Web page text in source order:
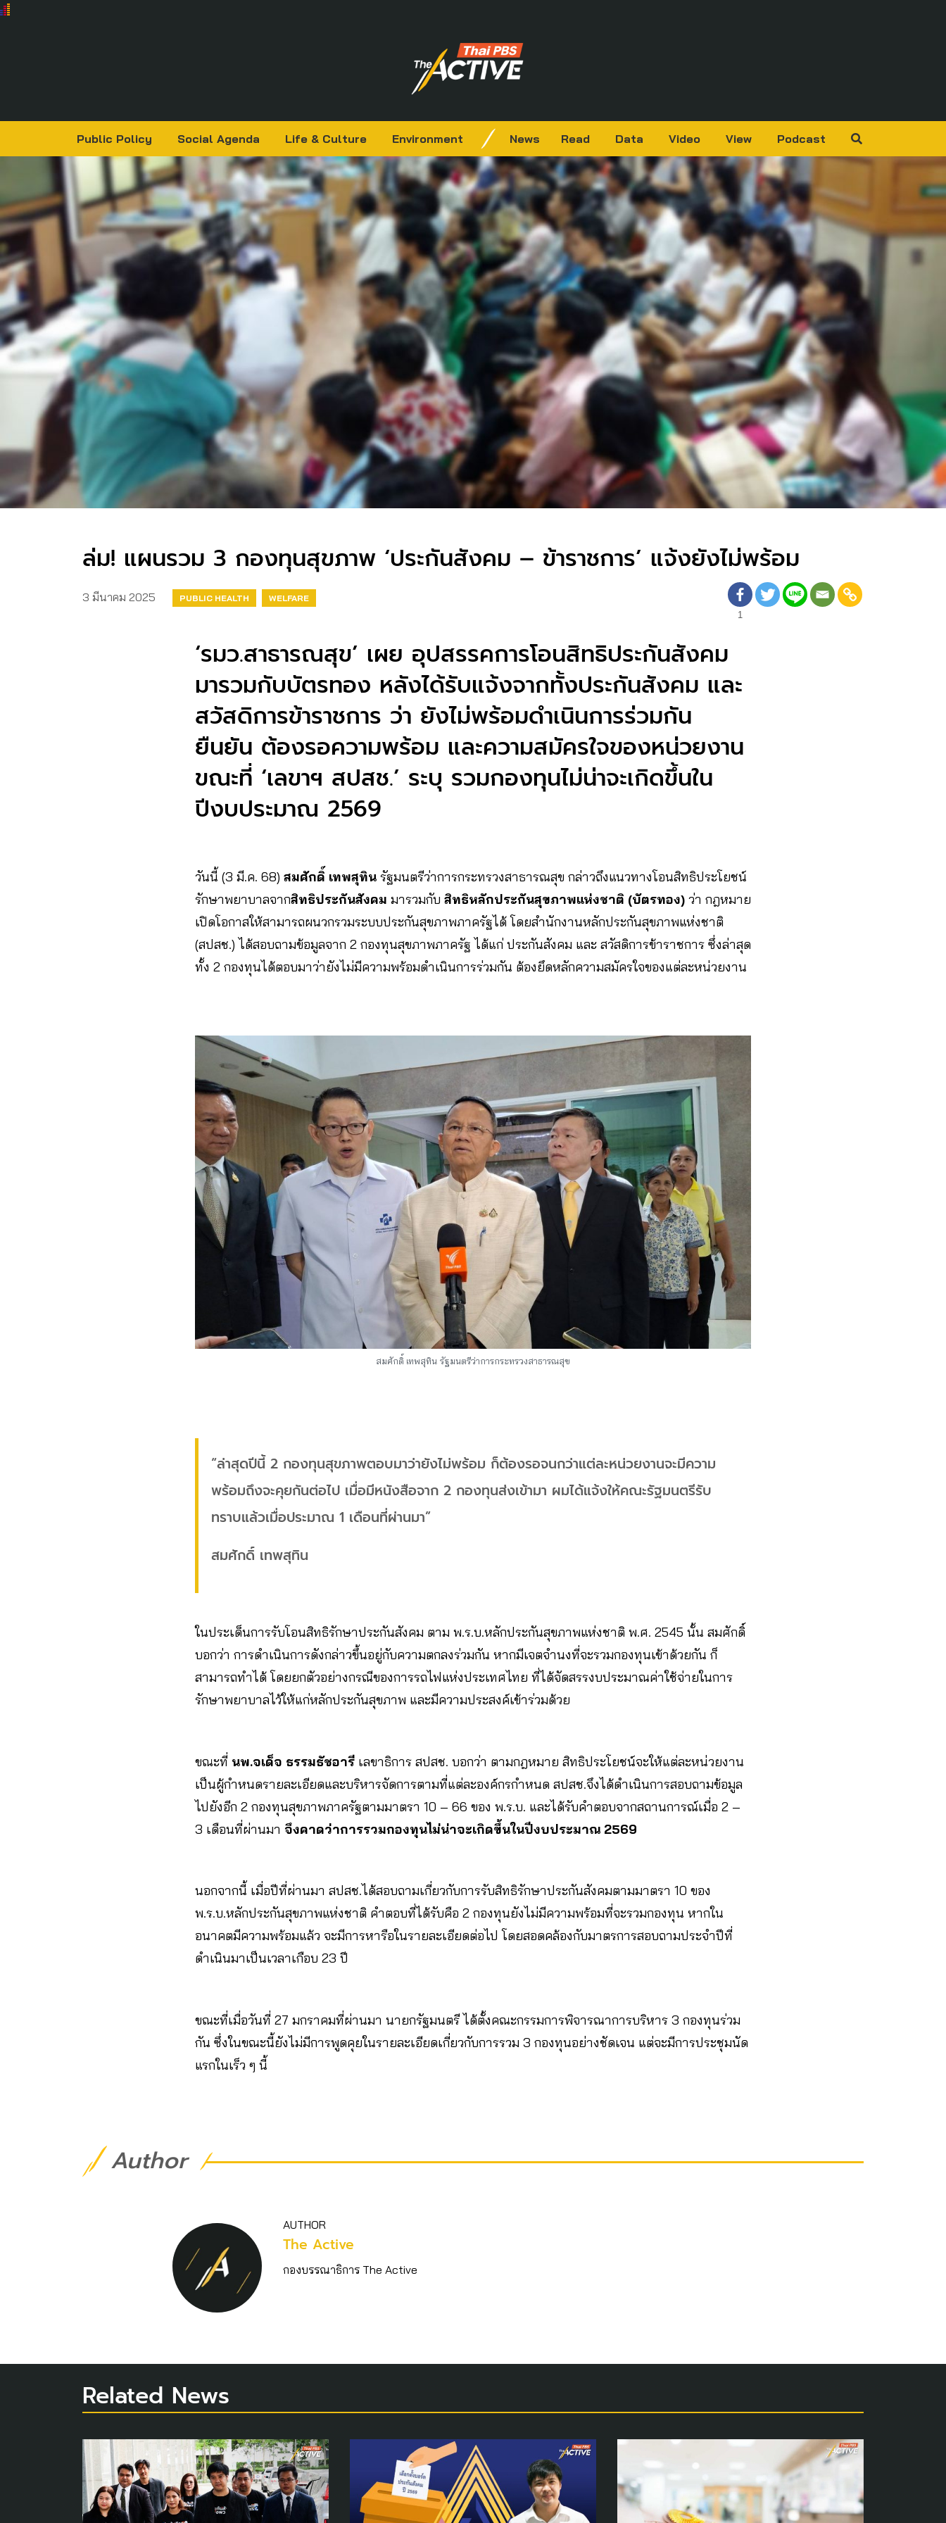
Public Policy Social Agenda Life & Culture Environment News Read Data Video View Podcast
ล่ม! แผนรวม 3 กองทุนสุขภาพ ‘ประกันสังคม – ข้าราชการ’ แจ้งยังไม่พร้อม
3 มีนาคม 2025 PUBLIC HEALTH
WELFARE
1
‘รมว.สาธารณสุข’ เผย อุปสรรคการโอนสิทธิประกันสังคม
มารวมกับบัตรทอง หลังได้รับแจ้งจากทั้งประกันสังคม และ
สวัสดิการข้าราชการ ว่า ยังไม่พร้อมดำเนินการร่วมกัน
ยืนยัน ต้องรอความพร้อม และความสมัครใจของหน่วยงาน
ขณะที่ ‘เลขาฯ สปสช.’ ระบุ รวมกองทุนไม่น่าจะเกิดขึ้นใน
ปีงบประมาณ 2569 ​​​​​​​​​​​​​​​​
วันนี้ (3 มี.ค.​ 68) สมศักดิ์ เทพสุทิน รัฐมนตรีว่าการกระทรวงสาธารณสุข กล่าวถึงแนวทางโอนสิทธิประโยชน์
รักษาพยาบาลจากสิทธิประกันสังคม มารวมกับ สิทธิหลักประกันสุขภาพแห่งชาติ (บัตรทอง) ว่า กฎหมาย
เปิดโอกาสให้สามารถผนวกรวมระบบประกันสุขภาพภาครัฐได้ โดยสำนักงานหลักประกันสุขภาพแห่งชาติ
(สปสช.) ได้สอบถามข้อมูลจาก 2 กองทุนสุขภาพภาครัฐ ได้แก่ ประกันสังคม และ สวัสดิการข้าราชการ ซึ่งล่าสุด
ทั้ง 2 กองทุนได้ตอบมาว่ายังไม่มีความพร้อมดำเนินการร่วมกัน ต้องยึดหลักความสมัครใจของแต่ละหน่วยงาน
สมศักดิ์ เทพสุทิน รัฐมนตรีว่าการกระทรวงสาธารณสุข
“ล่าสุดปีนี้ 2 กองทุนสุขภาพตอบมาว่ายังไม่พร้อม ก็ต้องรอจนกว่าแต่ละหน่วยงานจะมีความ
พร้อมถึงจะคุยกันต่อไป เมื่อมีหนังสือจาก 2 กองทุนส่งเข้ามา ผมได้แจ้งให้คณะรัฐมนตรีรับ
ทราบแล้วเมื่อประมาณ 1 เดือนที่ผ่านมา”
สมศักดิ์ เทพสุทิน
ในประเด็นการรับโอนสิทธิรักษาประกันสังคม ตาม พ.ร.บ.หลักประกันสุขภาพแห่งชาติ พ.ศ. 2545 นั้น สมศักดิ์
บอกว่า การดำเนินการดังกล่าวขึ้นอยู่กับความตกลงร่วมกัน หากมีเจตจำนงที่จะรวมกองทุนเข้าด้วยกัน ก็
สามารถทำได้ โดยยกตัวอย่างกรณีของการรถไฟแห่งประเทศไทย ที่ได้จัดสรรงบประมาณค่าใช้จ่ายในการ
รักษาพยาบาลไว้ให้แก่หลักประกันสุขภาพ และมีความประสงค์เข้าร่วมด้วย
ขณะที่ นพ.จเด็จ ธรรมธัชอารี เลขาธิการ สปสช. บอกว่า ตามกฎหมาย สิทธิประโยชน์จะให้แต่ละหน่วยงาน
เป็นผู้กำหนดรายละเอียดและบริหารจัดการตามที่แต่ละองค์กรกำหนด สปสช.จึงได้ดำเนินการสอบถามข้อมูล
ไปยังอีก 2 กองทุนสุขภาพภาครัฐตามมาตรา 10 – 66 ของ พ.ร.บ. และได้รับคำตอบจากสถานการณ์เมื่อ 2 –
3 เดือนที่ผ่านมา จึงคาดว่าการรวมกองทุนไม่น่าจะเกิดขึ้นในปีงบประมาณ 2569
นอกจากนี้ เมื่อปีที่ผ่านมา สปสช.ได้สอบถามเกี่ยวกับการรับสิทธิรักษาประกันสังคมตามมาตรา 10 ของ
พ.ร.บ.หลักประกันสุขภาพแห่งชาติ คำตอบที่ได้รับคือ 2 กองทุนยังไม่มีความพร้อมที่จะรวมกองทุน หากใน
อนาคตมีความพร้อมแล้ว จะมีการหารือในรายละเอียดต่อไป โดยสอดคล้องกับมาตรการสอบถามประจำปีที่
ดำเนินมาเป็นเวลาเกือบ 23 ปี
ขณะที่เมื่อวันที่ 27 มกราคมที่ผ่านมา นายกรัฐมนตรี ได้ตั้งคณะกรรมการพิจารณาการบริหาร 3 กองทุนร่วม
กัน ซึ่งในขณะนี้ยังไม่มีการพูดคุยในรายละเอียดเกี่ยวกับการรวม 3 กองทุนอย่างชัดเจน แต่จะมีการประชุมนัด
แรกในเร็ว ๆ นี้
Author
AUTHOR
The Active
กองบรรณาธิการ The Active
Related News